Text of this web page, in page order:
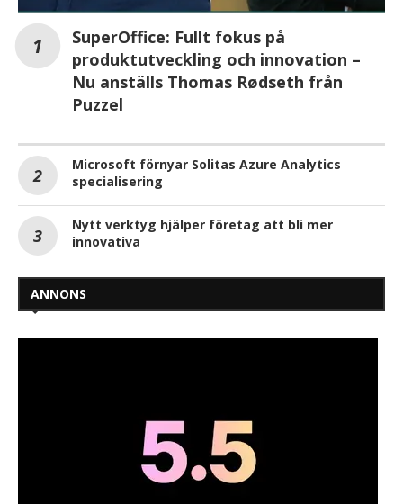
SuperOffice: Fullt fokus på
produktutveckling och innovation –
Nu anställs Thomas Rødseth från
Puzzel
Microsoft förnyar Solitas Azure Analytics
specialisering
Nytt verktyg hjälper företag att bli mer
innovativa
ANNONS